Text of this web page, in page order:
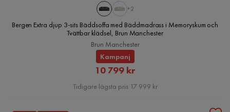
+2
Bergen Extra djup 3-sits Bäddsoffa med Bäddmadrass i Memoryskum och
Tvättbar klädsel, Brun Manchester
Brun Manchester
Kampanj
Rabatterat
Pris
10 799 kr
Tidigare lägsta pris 17 999 kr